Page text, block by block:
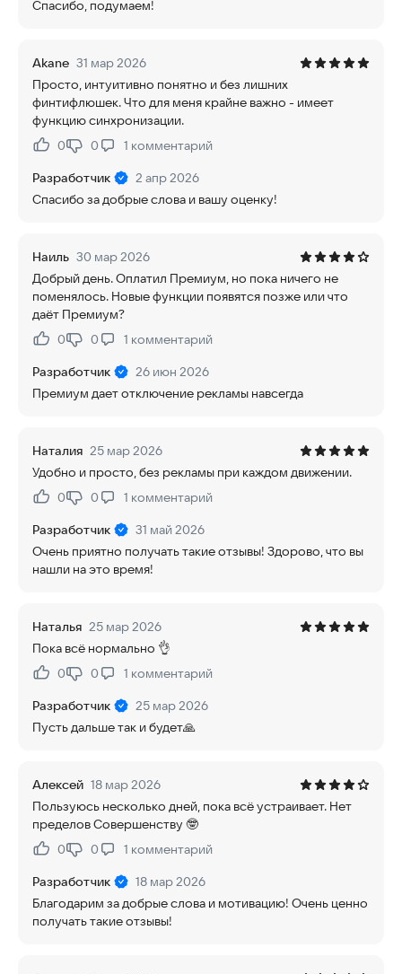
Спасибо, подумаем!
Akane 31 мар 2026
Просто, интуитивно понятно и без лишних
финтифлюшек. Что для меня крайне важно - имеет
функцию синхронизации.
Нравится:
0Не нравится:
0 1 комментарий
Разработчик
2 апр 2026
Спасибо за добрые слова и вашу оценку!
Наиль 30 мар 2026
Добрый день. Оплатил Премиум, но пока ничего не
поменялось. Новые функции появятся позже или что
даёт Премиум?
Нравится:
0Не нравится:
0 1 комментарий
Разработчик
26 июн 2026
Премиум дает отключение рекламы навсегда
Наталия 25 мар 2026
Удобно и просто, без рекламы при каждом движении.
Нравится:
0Не нравится:
0 1 комментарий
Разработчик
31 май 2026
Очень приятно получать такие отзывы! Здорово, что вы
нашли на это время!
Наталья 25 мар 2026
Пока всё нормально 👌
Нравится:
0Не нравится:
0 1 комментарий
Разработчик
25 мар 2026
Пусть дальше так и будет🙏
Алексей 18 мар 2026
Пользуюсь несколько дней, пока всё устраивает. Нет
пределов Совершенству 🤓
Нравится:
0Не нравится:
0 1 комментарий
Разработчик
18 мар 2026
Благодарим за добрые слова и мотивацию! Очень ценно
получать такие отзывы!